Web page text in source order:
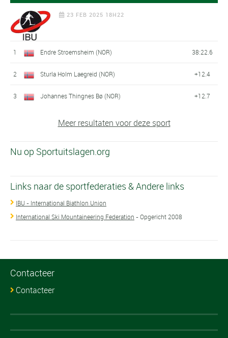
23 FEB 2025 18H22
1 Endre Stroemsheim (NOR) 38:22.6
2 Sturla Holm Laegreid (NOR) +12.4
3 Johannes Thingnes Bø (NOR) +12.7
Meer resultaten voor deze sport
Nu op Sportuitslagen.org
Links naar de sportfederaties & Andere links
IBU - International Biathlon Union
International Ski Mountaineering Federation - Opgericht 2008
Contacteer
Contacteer